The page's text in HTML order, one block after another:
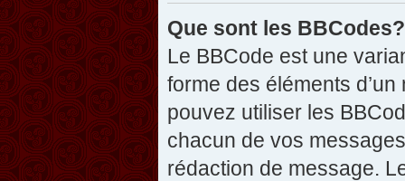
Que sont les BBCodes?
Le BBCode est une
forme des éléments
pouvez utiliser les
chacun de vos
rédaction de message.